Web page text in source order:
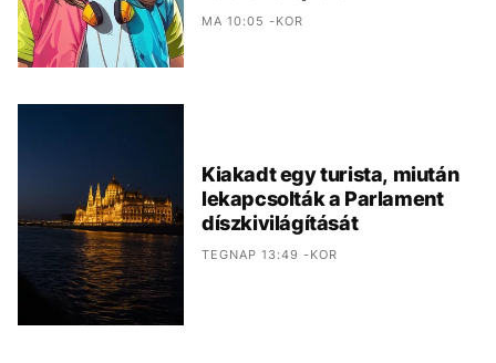
MA 10:05 -KOR
Kiakadt egy turista, miután
lekapcsolták a Parlament
díszkivilágítását
TEGNAP 13:49 -KOR